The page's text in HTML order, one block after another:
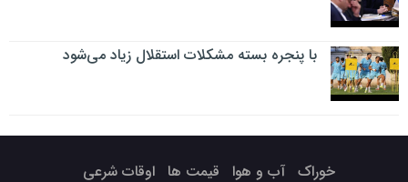
با پنجره بسته مشکلات استقلال زیاد می‌شود
خوراک آب و هوا قیمت ها اوقات شرعی